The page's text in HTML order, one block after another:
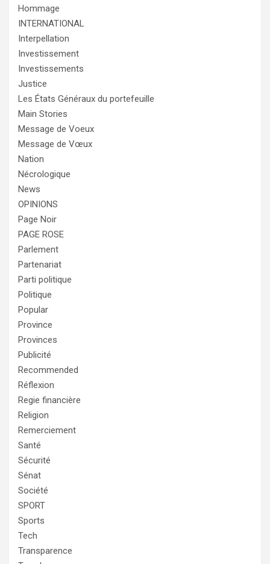
Hommage
INTERNATIONAL
Interpellation
Investissement
Investissements
Justice
Les États Généraux du portefeuille
Main Stories
Message de Voeux
Message de Vœux
Nation
Nécrologique
News
OPINIONS
Page Noir
PAGE ROSE
Parlement
Partenariat
Parti politique
Politique
Popular
Province
Provinces
Publicité
Recommended
Réflexion
Regie financière
Religion
Remerciement
Santé
Sécurité
Sénat
Société
SPORT
Sports
Tech
Transparence